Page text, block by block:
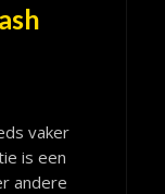
vaker
is een
andere